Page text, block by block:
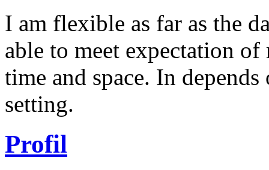
I am flexible as far as the
able to meet expectation
time and space. In
setting.
Profil